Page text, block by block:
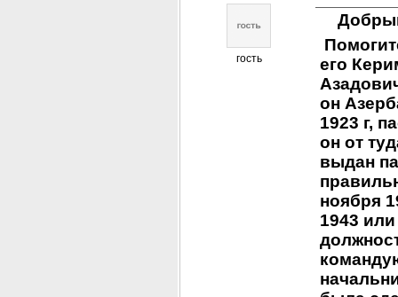
гость
его
он
1923 г,
он от
выдан
ноября
1943